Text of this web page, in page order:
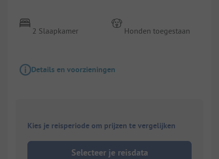
2 Slaapkamer Honden toegestaan
Details en voorzieningen
Kies je reisperiode om prijzen te vergelijken
Selecteer je reisdata